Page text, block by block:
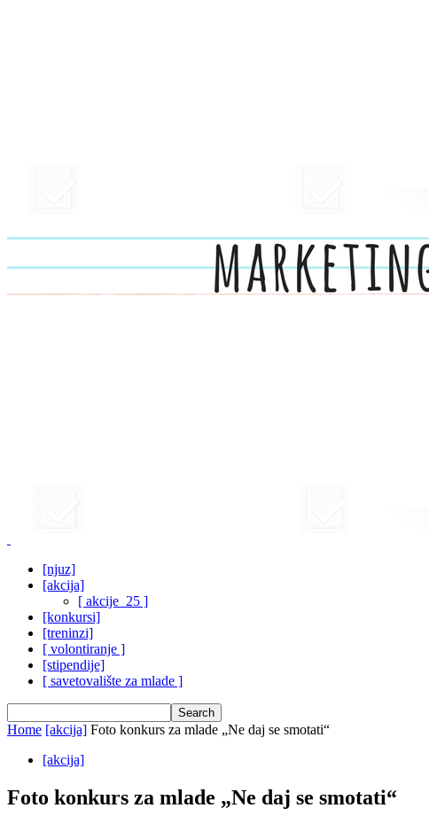
[njuz]
[akcija]
[ akcije_25 ]
[konkursi]
[treninzi]
[ volontiranje ]
[stipendije]
[ savetovalište za mlade ]
Home [akcija] Foto konkurs za mlade „Ne daj se smotati“
[akcija]
Foto konkurs za mlade „Ne daj se smotati“